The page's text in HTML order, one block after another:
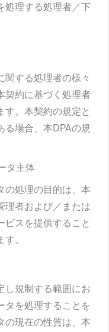
処理する処理者／下
関する処理者の様々
契約に基づく処理者
す。本契約の規定と
る場合、本DPAの規
タ主体
の処理の目的は、本
理者および／または
ビスを提供すること
。
し規制する範囲にお
タを処理することを
の現在の性質は、本